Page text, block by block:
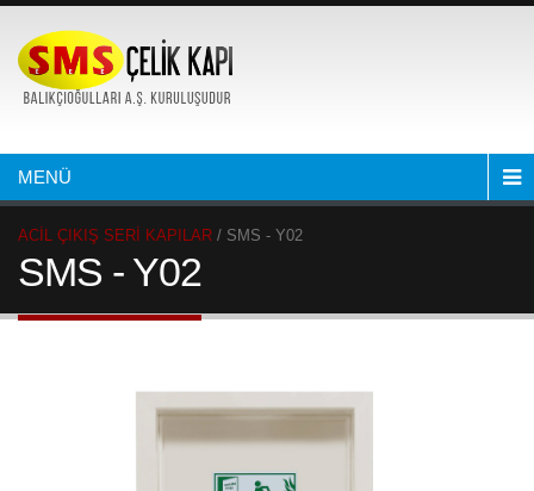
MENÜ
ACİL ÇIKIŞ SERİ KAPILAR / SMS - Y02
SMS - Y02